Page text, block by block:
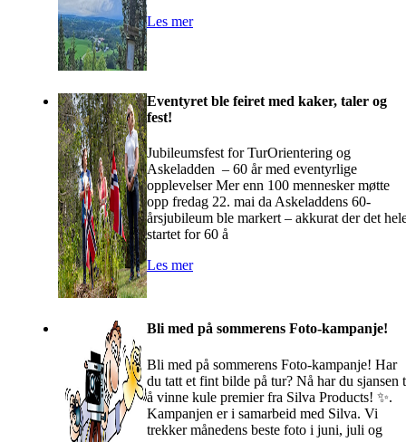
Les mer
Eventyret ble feiret med kaker, taler og
fest!
Jubileumsfest for TurOrientering og
Askeladden – 60 år med eventyrlige
opplevelser Mer enn 100 mennesker møtte
opp fredag 22. mai da Askeladdens 60-
årsjubileum ble markert – akkurat der det
startet for 60 å
Les mer
Bli med på sommerens Foto-kampanje!
Bli med på sommerens Foto-kampanje! Har
du tatt et fint bilde på tur? Nå har du sjansen
å vinne kule premier fra Silva Products! ✨.
Kampanjen er i samarbeid med Silva. Vi
trekker månedens beste foto i juni, juli og